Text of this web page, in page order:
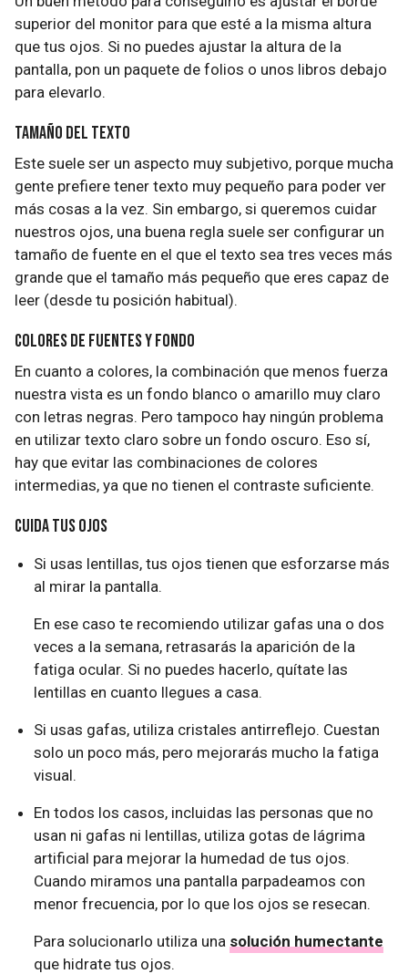
superior del monitor para que esté a la misma altura
que tus ojos. Si no puedes ajustar la altura de la
pantalla, pon un paquete de folios o unos libros debajo
para elevarlo.
Tamaño del texto
Este suele ser un aspecto muy subjetivo, porque mucha
gente prefiere tener texto muy pequeño para poder ver
más cosas a la vez. Sin embargo, si queremos cuidar
nuestros ojos, una buena regla suele ser configurar un
tamaño de fuente en el que el texto sea tres veces más
grande que el tamaño más pequeño que eres capaz de
leer (desde tu posición habitual).
Colores de fuentes y fondo
En cuanto a colores, la combinación que menos fuerza
nuestra vista es un fondo blanco o amarillo muy claro
con letras negras. Pero tampoco hay ningún problema
en utilizar texto claro sobre un fondo oscuro. Eso sí,
hay que evitar las combinaciones de colores
intermedias, ya que no tienen el contraste suficiente.
Cuida tus ojos
Si usas lentillas, tus ojos tienen que esforzarse más
al mirar la pantalla.
En ese caso te recomiendo utilizar gafas una o dos
veces a la semana, retrasarás la aparición de la
fatiga ocular. Si no puedes hacerlo, quítate las
lentillas en cuanto llegues a casa.
Si usas gafas, utiliza cristales antirreflejo. Cuestan
solo un poco más, pero mejorarás mucho la fatiga
visual.
En todos los casos, incluidas las personas que no
usan ni gafas ni lentillas, utiliza gotas de lágrima
artificial para mejorar la humedad de tus ojos.
Cuando miramos una pantalla parpadeamos con
menor frecuencia, por lo que los ojos se resecan.
Para solucionarlo utiliza una solución humectante
que hidrate tus ojos.